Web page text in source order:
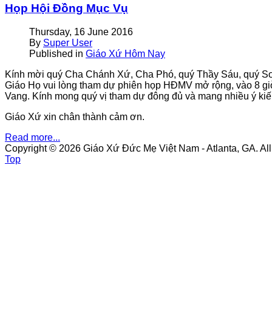
Họp Hội Đồng Mục Vụ
Thursday, 16 June 2016
By Super User
Published in Giáo Xứ Hôm Nay
Kính mời quý Cha Chánh Xứ, Cha Phó, quý Thầy Sáu, quý
Giáo Họ vui lòng tham dự phiên họp HÐMV mở rộng, vào 8
Vang. Kính mong quý vị tham dự đông đủ và mang nhiều ý
Giáo Xứ xin chân thành cảm ơn.
Read more...
Copyright © 2026 Giáo Xứ Đức Mẹ Việt Nam - Atlanta, GA.
Top